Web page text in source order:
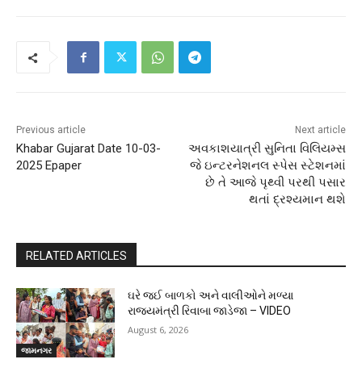
Previous article
Khabar Gujarat Date 10-03-
2025 Epaper
Next article
અવકાશયાત્રી સુનિતા વિલિયમ્સ
જે ઇન્ટરનેશનલ સ્પેસ સ્ટેશનમાં
છે તે આજે પૃથ્વી પરથી પસાર
થતાં દ્રશ્યમાન થશે
RELATED ARTICLES
જામનગર
ઘરે જઈ બાળકો અને વાલીઓને મળ્યા
રાજ્યમંત્રી રિવાબા જાડેજા – VIDEO
August 6, 2026